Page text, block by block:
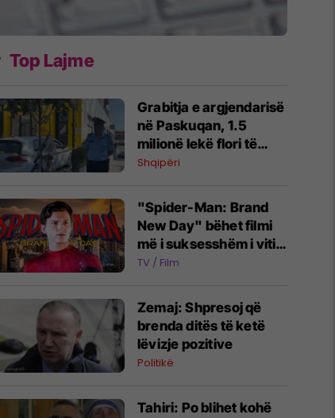
Top Lajme
Grabitja e argjendarisë
në Paskuqan, 1.5
milionë lekë flori të
vjedhura - një nga
ishte paraqitur më parë
si klient
Shqipëri
"Spider-Man: Brand
New Day" bëhet filmi
më i suksesshëm i vitit
2026 - kalon 1 miliard
TV / Film
Zemaj: Shpresoj që
brenda ditës të ketë
lëvizje pozitive
Politikë
Tahiri: Po blihet kohë